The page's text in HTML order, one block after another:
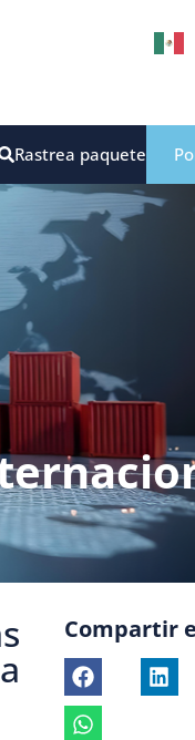
Rastrea paquete
Compartir